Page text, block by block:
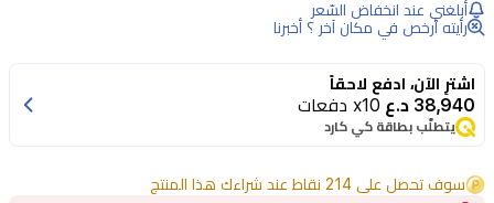
مع
شونك
FC-
258AW.
بهيكل
أبلغني عند انخفاض السّعر
رأيته أرخص في مكان آخر ؟ أخبرنا
اشترِ الآن، ادفع لاحقاً
38,940 د.ع x10 دفعات
يتطلّب بطاقة كي كارد
سوف تحصل على 214 نقاط عند شراءك هذا المنتج